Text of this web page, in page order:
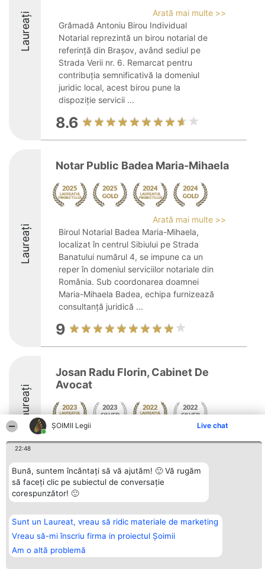
ȘOIMII Legii Live chat
22:48
Bună, suntem încântați să vă ajutăm! 🙂 Vă rugăm
să faceți clic pe subiectul de conversație
corespunzător! 🙂
Sunt un Laureat, vreau să ridic materiale de marketing
Vreau să-mi înscriu firma in proiectul Șoimii
Am o altă problemă
Laureați
Arată mai multe >>
Grămadă Antoniu Birou Individual
Notarial reprezintă un birou notarial de
referință din Brașov, având sediul pe
Strada Verii nr. 6. Remarcat pentru
contribuția semnificativă la domeniul
juridic local, acest birou pune la
dispoziție servicii ...
8.6
Laureați
Notar Public Badea Maria-Mihaela
Arată mai multe >>
Biroul Notarial Badea Maria-Mihaela,
localizat în centrul Sibiului pe Strada
Banatului numărul 4, se impune ca un
reper în domeniul serviciilor notariale din
România. Sub coordonarea doamnei
Maria-Mihaela Badea, echipa furnizează
consultanță juridică ...
9
Laureați
Josan Radu Florin, Cabinet De
Avocat
Organizator Ranking
BRIGHT SOLUTIONS BR SRL
Aleea Timisul De Sus 2 Bl. A30
București
tel: +40 770 990 492
Plebiscyt
Lista Tuturor
Reguli
Politica de